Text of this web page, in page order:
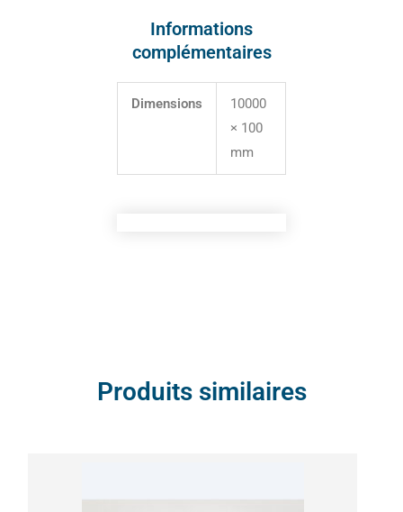
Informations
complémentaires
Dimensions
10000
× 100
mm
Produits similaires